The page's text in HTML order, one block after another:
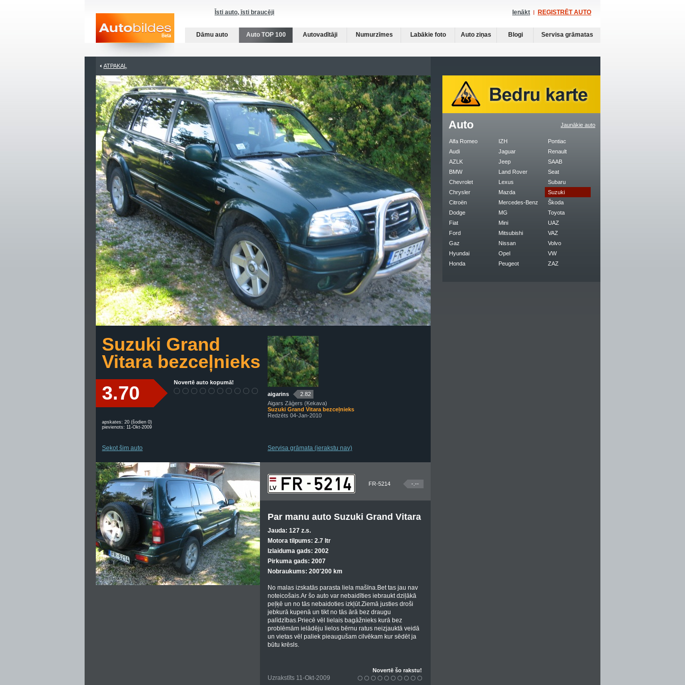
Īsti auto, īsti braucēji Ienākt REĢISTRĒT AUTO
Dāmu auto Auto TOP 100 Autovadītāji Numurzīmes Labākie foto Auto ziņas Blogi Servisa grāmatas
ATPAKAĻ
Suzuki Grand
Vitara bezceļnieks
3.70 Novertē auto kopumā!
apskates: 20 (šodien 0)
pievienots: 11-Okt-2009
Sekot šim auto
aigarins
2.82
Aigars Zāģers (Ķekava)
Suzuki Grand Vitara bezceļnieks
Redzēts 04-Jan-2010
Servisa grāmata (ierakstu nav)
FR-5214 -.--
Par manu auto Suzuki Grand Vitara
Jauda: 127 z.s.
Motora tilpums: 2.7 ltr
Izlaiduma gads: 2002
Pirkuma gads: 2007
Nobraukums: 200'200 km
No malas izskatās parasta liela mašīna.Bet tas jau nav
noteicošais.Ar šo auto var nebaidīties iebraukt dziļākā
peļķē un no tās nebaidoties izkļūt.Ziemā justies droši
jebkurā kupenā un tikt no tās ārā bez draugu
palīdzības.Priecē vēl lielais bagāžnieks kurā bez
problēmām ielādēju lielos bērnu ratus neizjauktā veidā
un vietas vēl paliek pieaugušam cilvēkam kur sēdēt ja
būtu krēsls.
Uzrakstīts 11-Okt-2009
Novertē šo rakstu!
Jaunākie auto
Auto
Alfa Romeo
Audi
AZLK
BMW
Chevrolet
Chrysler
Citroën
Dodge
Fiat
Ford
Gaz
Hyundai
Honda
IZH
Jaguar
Jeep
Land Rover
Lexus
Mazda
Mercedes-Benz
MG
Mini
Mitsubishi
Nissan
Opel
Peugeot
Pontiac
Renault
SAAB
Seat
Subaru
Suzuki
Škoda
Toyota
UAZ
VAZ
Volvo
VW
ZAZ